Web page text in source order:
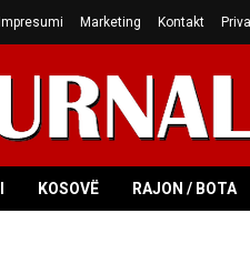
Impresumi Marketing Kontakt
KOSOVË RAJON / BOTA